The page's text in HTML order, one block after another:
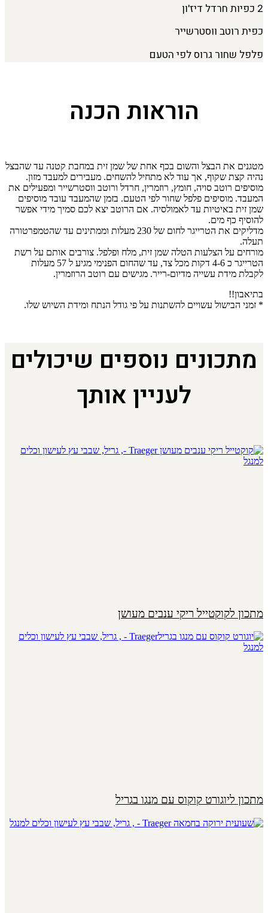
2 כפיות חרדל דיז'ון
כפית רוטב ווסטרשייר
פלפל שחור גרוס לפי הטעם
הוראות הכנה
מטגנים את הבצל והשום בכף אחת של שמן זית במחבת קטנה עד שהבצל
נהיה קצת שקוף, אך עוד לא מתחיל להשחים. מעבירים למעבד מזון.
מוסיפים רוטב סויה, חומץ, רוזמרין, חרדל ורוטב ווסטרשייר ומפעילים את
המעבד. מוסיפים פלפל שחור לפי הטעם. בזמן שהמעבד עובד מוסיפים
שמן זית באיטיות עד לאמולסיה. אם הרוטב יצא לכם סמיך מידי אפשר
להוסיף כף מים.
מדליקים את הטרייגר לחום של 230 מעלות וממתינים עד שהטמפרטורה
תעלה.
מורחים על הצלעות הטלה שמן זית, מלח ופלפל. צורבים אותם על רשת
הטרייגר כ 4-6 דקות מכל צד, עד שהחום הפנימי מגיע ל 57 מעלות
לקבלת מידת עשייה מדיום-רייר. מגישים עם רוטב הרוזמרין.
בתיאבון!!
* זמני הבישול עשויים להשתנות על פי גודל הנתח ומידת השיוש שלו.
מתכונים נוספים שיכולים
לעניין אותך
מתכון לקוקטייל ריקי ענבים מעושן
מתכון ליוגורט קוקוס עם מנגו בגריל